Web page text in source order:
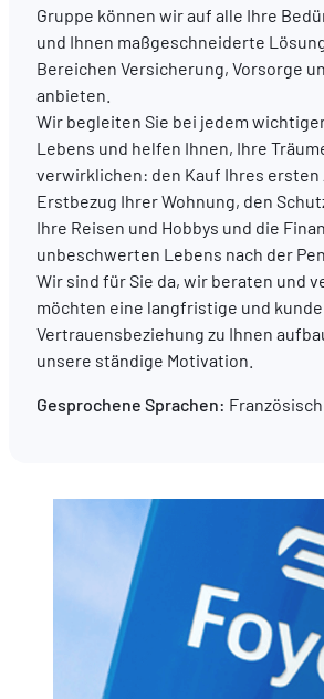
DE
Gruppe können wir auf alle Ihre
und Ihnen maßgeschneiderte
Bereichen Versicherung, Vorsorge
anbieten.
Wir begleiten Sie bei jedem
Lebens und helfen Ihnen, Ihre
verwirklichen: den Kauf Ihres ersten
Erstbezug Ihrer Wohnung, den
Ihre Reisen und Hobbys und die
unbeschwerten Lebens nach der
Wir sind für Sie da, wir beraten und
möchten eine langfristige und
Vertrauensbeziehung zu Ihnen
unsere ständige Motivation.
Gesprochene Sprachen: Französisch